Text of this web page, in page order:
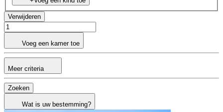
Verwijderen
Voeg een kamer toe
Meer criteria
Zoeken
Wat is uw bestemming?